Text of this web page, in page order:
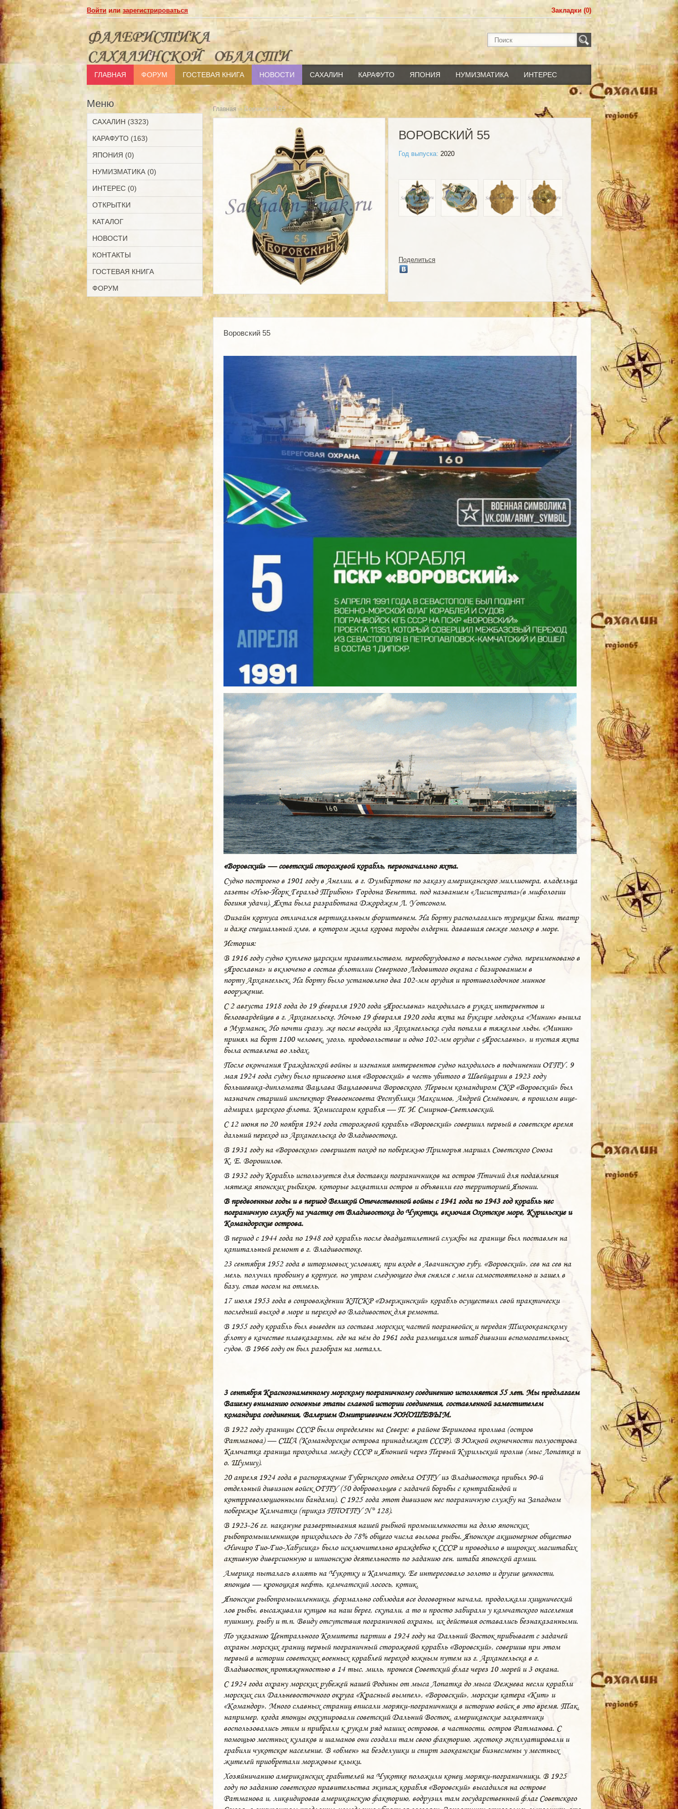
Войти илизарегистрироваться Закладки (0)
ГЛАВНАЯ ФОРУМ ГОСТЕВАЯ КНИГА НОВОСТИ САХАЛИН КАРАФУТО ЯПОНИЯ НУМИЗМАТИКА ИНТЕРЕС
Меню
САХАЛИН (3323)
КАРАФУТО (163)
ЯПОНИЯ (0)
НУМИЗМАТИКА (0)
ИНТЕРЕС (0)
ОТКРЫТКИ
КАТАЛОГ
НОВОСТИ
КОНТАКТЫ
ГОСТЕВАЯ КНИГА
ФОРУМ
Главная » Воровский 55
ВОРОВСКИЙ 55
Год выпуска: 2020
Поделиться
Воровский 55
«Воровский» — советский сторожевой корабль, первоначально яхта.
Судно построено в 1901 году в Англии, в г. Думбартоне по заказу американского миллионера, владельца
газеты «Нью-Йорк Геральд Трибюн» Гордона Бенетта, под названием «Лисистрата»(в мифологии
богиня удачи). Яхта была разработана Джорджем Л. Уотсоном.
Дизайн корпуса отличался вертикальным форштевнем. На борту располагались турецкие бани, театр
и даже специальный хлев, в котором жила корова породы олдерни, дававшая свежее молоко в море.
История:
В 1916 году судно куплено царским правительством, переоборудовано в посыльное судно, переименовано в
«Ярославна» и включено в состав флотилии Северного Ледовитого океана с базированием в
порту Архангельск. На борту было установлено два 102-мм орудия и противолодочное минное
вооружение.
С 2 августа 1918 года до 19 февраля 1920 года «Ярославна» находилась в руках интервентов и
белогвардейцев в г. Архангельске. Ночью 19 февраля 1920 года яхта на буксире ледокола «Минин» вышла
в Мурманск. Но почти сразу, же после выхода из Архангельска суда попали в тяжелые льды. «Минин»
принял на борт 1100 человек, уголь, продовольствие и одно 102-мм орудие с «Ярославны», и пустая яхта
была оставлена во льдах.
После окончания Гражданской войны и изгнания интервентов судно находилось в подчинении ОГПУ. 9
мая 1924 года судну было присвоено имя «Воровский» в честь убитого в Швейцарии в 1923 году
большевика-дипломата Вацлава Вацлавовича Воровского. Первым командиром СКР «Воровский» был
назначен старший инспектор Реввоенсовета Республики Максимов, Андрей Семёнович, в прошлом вице-
адмирал царского флота. Комиссаром корабля — П. И. Смирнов-Светловский.
С 12 июня по 20 ноября 1924 года сторожевой корабль «Воровский» совершил первый в советское время
дальний переход из Архангельска до Владивостока.
В 1931 году на «Воровском» совершает поход по побережью Приморья маршал Советского Союза
К. Е. Ворошилов.
В 1932 году Корабль используется для доставки пограничников на остров Птичий для подавления
мятежа японских рыбаков, которые захватили остров и объявили его территорией Японии.
В предвоенные годы и в период Великой Отечественной войны с 1941 года по 1943 год корабль нес
пограничную службу на участке от Владивостока до Чукотки, включая Охотское море, Курильские и
Командорские острова.
В период с 1944 года по 1948 год корабль после двадцатилетней службы на границе был поставлен на
капитальный ремонт в г. Владивостоке.
23 сентября 1952 года в штормовых условиях, при входе в Авачинскую губу, «Воровский», сев на сев на
мель, получил пробоину в корпусе, но утром следующего дня снялся с мели самостоятельно и зашел в
базу, став носом на отмель.
17 июля 1953 года в сопровождении КПСКР «Дзержинский» корабль осуществил свой практически
последний выход в море и переход во Владивосток для ремонта.
В 1955 году корабль был выведен из состава морских частей погранвойск и передан Тихоокеанскому
флоту в качестве плавказармы, где на нём до 1961 года размещался штаб дивизии вспомогательных
судов. В 1966 году он был разобран на металл.
3 сентября Краснознаменному морскому пограничному соединению исполняется 55 лет. Мы предлагаем
Вашему вниманию основные этапы славной истории соединения, составленной заместителем
командира соединения, Валерием Дмитриевичем ЮНОШЕВЫМ.
В 1922 году границы СССР были определены на Севере: в районе Берингова пролива (остров
Ратманова) — США (Командорские острова принадлежат СССР). В Южной оконечности полуострова
Камчатка граница проходила между СССР и Японией через Первый Курильский пролив (мыс Лопатка и
о. Шумшу).
20 апреля 1924 года в распоряжение Губернского отдела ОГПУ из Владивостока прибыл 90-й
отдельный дивизион войск ОГПУ (50 добровольцев с задачей борьбы с контрабандой и
контрреволюционными бандами). С 1925 года этот дивизион нес пограничную службу на Западном
побережье Камчатки (приказ ППОГПУ N° 128).
В 1923-26 гг. накануне развертывания нашей рыбной промышленности на долю японских
рыбопромышленников приходилось до 78% общего числа вылова рыбы. Японское акционерное общество
«Ничиро Гио-Гио-Хабусика» было исключительно враждебно к СССР и проводило в широких масштабах
активную диверсионную и шпионскую деятельность по заданию ген. штаба японской армии.
Америка пыталась влиять на Чукотку и Камчатку. Ее интересовало золото и другие ценности,
японцев — кроноцкая нефть, камчатский лосось, котик.
Японские рыбопромышленники, формально соблюдая все договорные начала, продолжали хищнический
лов рыбы, высаживали купцов на наш берег, скупали, а то и просто забирали у камчатского населения
пушнину, рыбу и т.п. Ввиду отсутствия пограничной охраны, их действия оставались безнаказанными.
По указанию Центрального Комитета партии в 1924 году на Дальний Восток прибывает с задачей
охраны морских границ первый пограничный сторожевой корабль «Воровский», совершив при этом
первый в истории советских военных кораблей переход южным путем из г. Архангельска в г.
Владивосток протяженностью в 14 тыс. миль, пронеся Советский флаг через 10 морей и 3 океана.
С 1924 года охрану морских рубежей нашей Родины от мыса Лопатка до мыса Дежнева несли корабли
морских сил Дальневосточного округа «Красный вымпел», «Воровский», морские катера «Кит» и
«Командор». Много славных страниц вписали моряки-пограничники в историю войск в это время. Так,
например, когда японцы оккупировали советский Дальний Восток, американские захватчики
воспользовались этим и прибрали к рукам ряд наших островов, в частности, остров Ратманова. С
помощью местных кулаков и шаманов они создали там свою факторию, жестоко эксплуатировали и
грабили чукотское население. В «обмен» на безделушки и спирт заокеанские бизнесмены у местных
жителей приобретали моржовые клыки.
Хозяйничанию американских грабителей на Чукотке положили конец моряки-пограничники. В 1925
году по заданию советского правительства экипаж корабля «Воровский» высадился на острове
Ратманова и, ликвидировав американскую факторию, водрузил там государственный флаг Советского